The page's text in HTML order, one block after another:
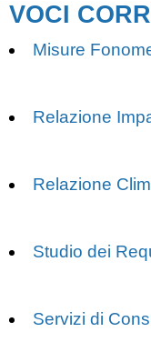
VOCI
Misure
Relazione
Relazione
Studio dei
Servizi di